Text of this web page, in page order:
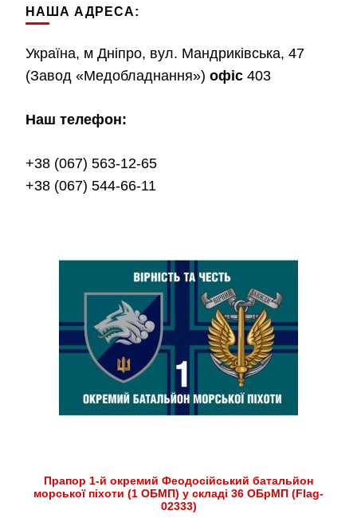
НАША АДРЕСА:
Україна, м Дніпро, вул. Мандриківська, 47
(Завод «Медобладнання») офіс 403
Наш телефон:
+38 (067) 563-12-65
+38 (067) 544-66-11
Прапор 1-й окремий Феодосійський батальйон
морської піхоти (1 ОБМП) у складі 36 ОБрМП (Flag-
02333)